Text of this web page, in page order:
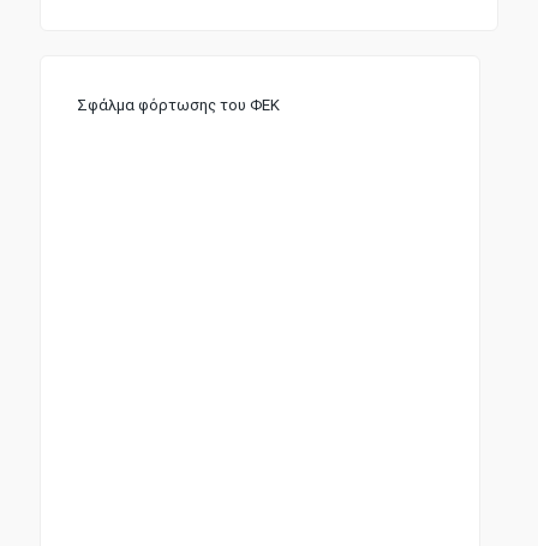
Σφάλμα φόρτωσης του ΦΕΚ